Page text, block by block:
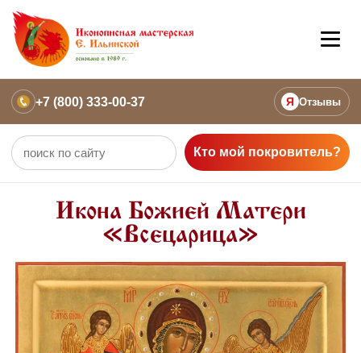
+7 (800) 333-00-37 Я Отзывы
Кто мой покровитель?
Икона Божией Матери
«Всецарица»